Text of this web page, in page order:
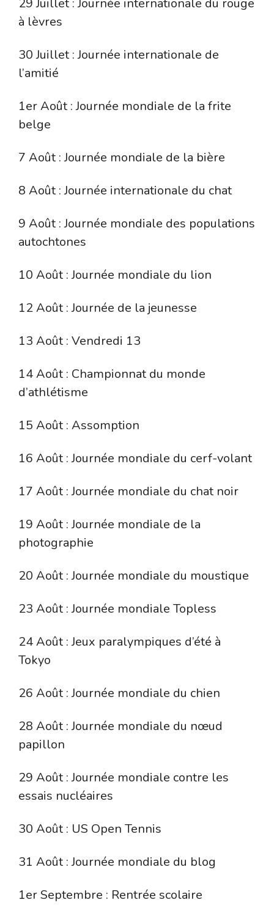
29 Juillet : Journée internationale du rouge
à lèvres
30 Juillet : Journée internationale de
l’amitié
1er Août : Journée mondiale de la frite
belge
7 Août : Journée mondiale de la bière
8 Août : Journée internationale du chat
9 Août : Journée mondiale des populations
autochtones
10 Août : Journée mondiale du lion
12 Août : Journée de la jeunesse
13 Août : Vendredi 13
14 Août : Championnat du monde
d’athlétisme
15 Août : Assomption
16 Août : Journée mondiale du cerf-volant
17 Août : Journée mondiale du chat noir
19 Août : Journée mondiale de la
photographie
20 Août : Journée mondiale du moustique
23 Août : Journée mondiale Topless
24 Août : Jeux paralympiques d’été à
Tokyo
26 Août : Journée mondiale du chien
28 Août : Journée mondiale du nœud
papillon
29 Août : Journée mondiale contre les
essais nucléaires
30 Août : US Open Tennis
31 Août : Journée mondiale du blog
1er Septembre : Rentrée scolaire